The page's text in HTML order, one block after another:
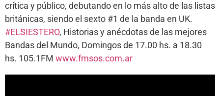
crítica y público, debutando en lo más alto de las listas
británicas, siendo el sexto #1 de la banda en UK.
#ELSIESTERO, Historias y anécdotas de las mejores
Bandas del Mundo, Domingos de 17.00 hs. a 18.30
hs. 105.1FM www.fmsos.com.ar